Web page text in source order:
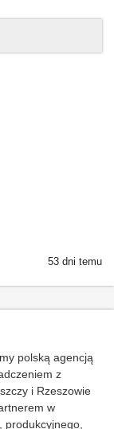
53 dni temu
polską agencją
z
i Rzeszowie
w